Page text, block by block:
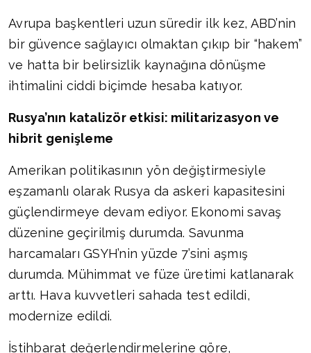
Avrupa başkentleri uzun süredir ilk kez, ABD’nin
bir güvence sağlayıcı olmaktan çıkıp bir “hakem”
ve hatta bir belirsizlik kaynağına dönüşme
ihtimalini ciddi biçimde hesaba katıyor.
Rusya’nın katalizör etkisi: militarizasyon ve
hibrit genişleme
Amerikan politikasının yön değiştirmesiyle
eşzamanlı olarak Rusya da askeri kapasitesini
güçlendirmeye devam ediyor. Ekonomi savaş
düzenine geçirilmiş durumda. Savunma
harcamaları GSYH’nin yüzde 7’sini aşmış
durumda. Mühimmat ve füze üretimi katlanarak
arttı. Hava kuvvetleri sahada test edildi,
modernize edildi.
İstihbarat değerlendirmelerine göre,